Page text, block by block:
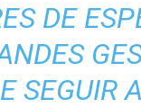
DE
SEGUIR